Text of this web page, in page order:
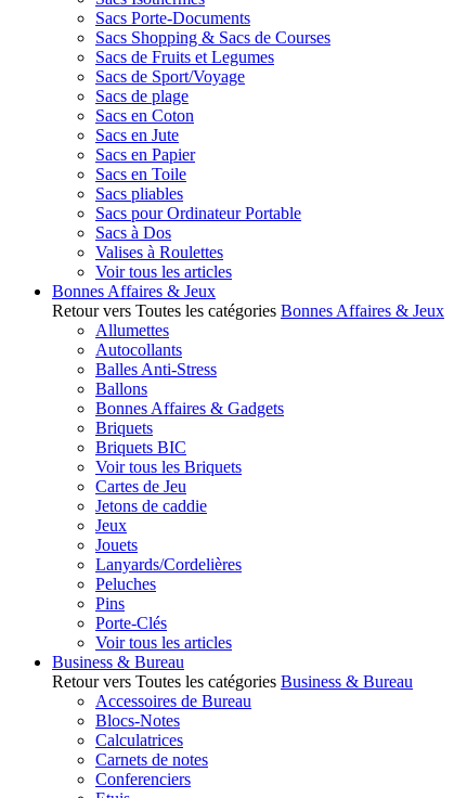
Sacs Porte-Documents
Sacs Shopping & Sacs de Courses
Sacs de Fruits et Legumes
Sacs de Sport/Voyage
Sacs de plage
Sacs en Coton
Sacs en Jute
Sacs en Papier
Sacs en Toile
Sacs pliables
Sacs pour Ordinateur Portable
Sacs à Dos
Valises à Roulettes
Voir tous les articles
Bonnes Affaires & Jeux
Retour vers Toutes les catégories Bonnes Affaires & Jeux
Allumettes
Autocollants
Balles Anti-Stress
Ballons
Bonnes Affaires & Gadgets
Briquets
Briquets BIC
Voir tous les Briquets
Cartes de Jeu
Jetons de caddie
Jeux
Jouets
Lanyards/Cordelières
Peluches
Pins
Porte-Clés
Voir tous les articles
Business & Bureau
Retour vers Toutes les catégories Business & Bureau
Accessoires de Bureau
Blocs-Notes
Calculatrices
Carnets de notes
Conferenciers